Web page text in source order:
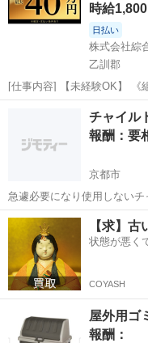
時給1,800
日払い
株式会社綜
乙訓郡
[仕事内容] 【未経験OK】 《
《塗装》車体の塗装、 水漏
り) 《検査》完成品の見た
工場
チャイル
報酬：要
京都市
急遽必要になり使用しない
度が少ないため お安くまたは
またら車が無く知人の車（
だとありがたいです よろし
京都 京都市 買いた
【求】
状態が悪く
COYASH
屋外用ゴ
報酬：